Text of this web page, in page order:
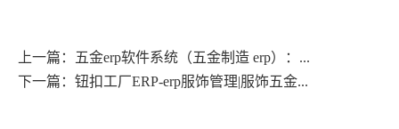
上一篇：五金erp软件系统（五金制造 erp）：...
下一篇：钮扣工厂ERP-erp服饰管理|服饰五金...